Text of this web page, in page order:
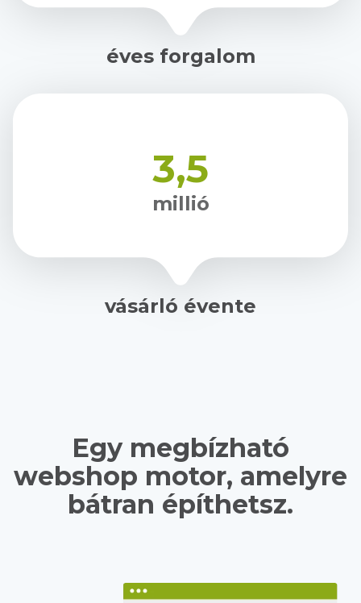
éves forgalom
3,5
millió
vásárló évente
Egy megbízható
webshop motor, amelyre
bátran építhetsz.